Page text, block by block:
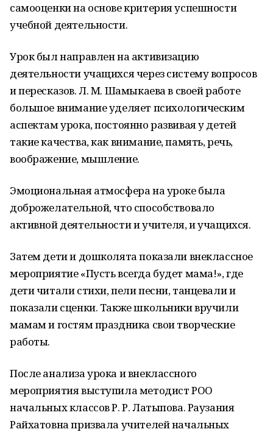
самооценки на основе критерия успешности
учебной деятельности.
Урок был направлен на активизацию
деятельности учащихся через систему вопросов
и пересказов. Л. М. Шамыкаева в своей работе
большое внимание уделяет психологическим
аспектам урока, постоянно развивая у детей
такие качества, как внимание, память, речь,
воображение, мышление.
Эмоциональная атмосфера на уроке была
доброжелательной, что способствовало
активной деятельности и учителя, и учащихся.
Затем дети и дошколята показали внеклассное
мероприятие «Пусть всегда будет мама!», где
дети читали стихи, пели песни, танцевали и
показали сценки. Также школьники вручили
мамам и гостям праздника свои творческие
работы.
После анализа урока и внеклассного
мероприятия выступила методист РОО
начальных классов Р. Р. Латыпова. Раузания
Райхатовна призвала учителей начальных